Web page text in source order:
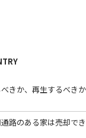
きか、再生するべき
通路のある家は売却で